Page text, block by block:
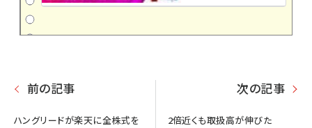
前の記事
ハングリードが楽天に全株式を
次の記事
2倍近くも取扱高が伸びた